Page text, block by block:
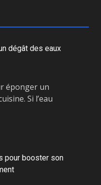
dégât des eaux
éponger un
Si l’eau
pour booster son